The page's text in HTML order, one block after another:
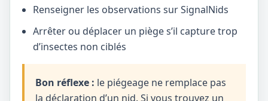
Renseigner les observations sur SignalNids
Arrêter ou déplacer un piège s’il capture trop
d’insectes non ciblés
Bon réflexe : le piégeage ne remplace pas
la déclaration d’un nid. Si vous trouvez un